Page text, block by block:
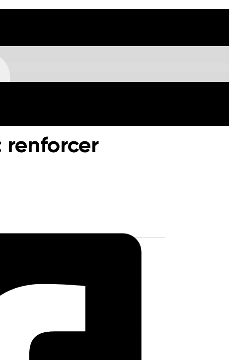
renforcer